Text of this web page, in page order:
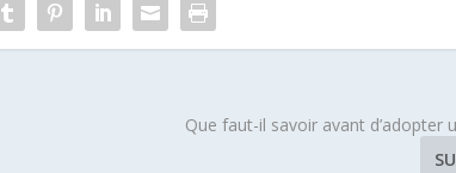
Que faut-il savoir avant d’adopter